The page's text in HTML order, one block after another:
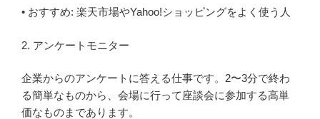
• おすすめ: 楽天市場やYahoo!ショッピングをよく使う人
2. アンケートモニター
企業からのアンケートに答える仕事です。2〜3分で終わ
る簡単なものから、会場に行って座談会に参加する高単
価なものまであります。